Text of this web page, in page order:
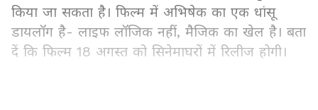
किया जा सकता है। फिल्म में अभिषेक का एक धांसू
डायलॉग है- लाइफ लॉजिक नहीं, मैजिक का खेल है। बता
दें कि फिल्म 18 अगस्त को सिनेमाघरों में रिलीज होगी।